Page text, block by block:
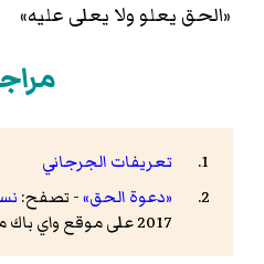
«الحق يعلو ولا يعلى عليه»
تعريفات الجرجاني
«دعوة الحق»- تصفح:
2017 على موقع واي باك مشين.